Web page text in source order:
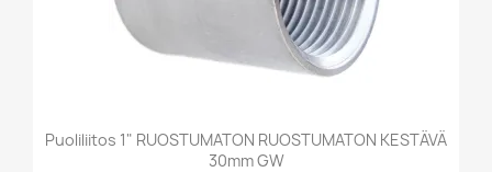
Puoliliitos 1" RUOSTUMATON RUOSTUMATON KESTÄVÄ
30mm GW